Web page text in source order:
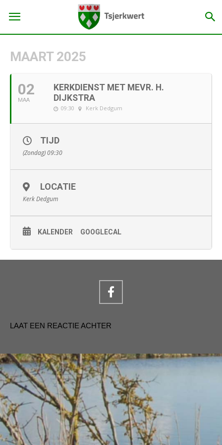
MAART 2025
02
MAA
KERKDIENST MET MEVR. H.
DIJKSTRA
09:30 Kerk Dedgum
TIJD
(Zondag) 09:30
LOCATIE
Kerk Dedgum
KALENDER GOOGLECAL
LAAT EEN REACTIE ACHTER